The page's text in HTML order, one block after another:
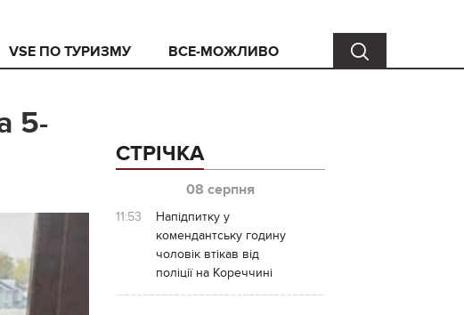
VSE ПО ТУРИЗМУ ВСЕ-МОЖЛИВО
5-
СТРІЧКА
08 серпня
11:53
Напідпитку у
комендантську годину
чоловік втікав від
поліції на Кореччині